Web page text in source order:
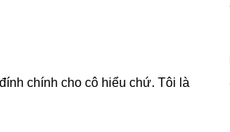
chính cho cô hiểu chứ. Tôi là